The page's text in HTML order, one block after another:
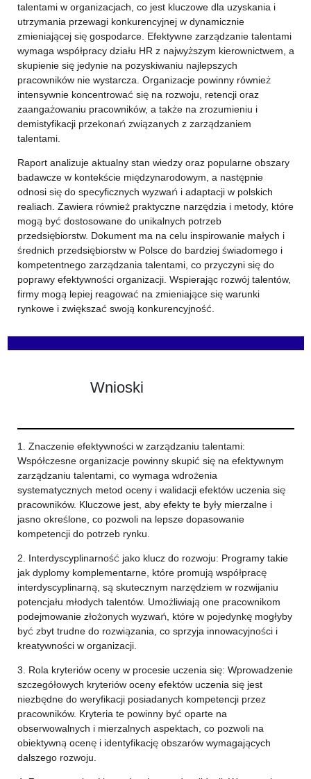
talentami w organizacjach, co jest kluczowe dla uzyskania i
utrzymania przewagi konkurencyjnej w dynamicznie
zmieniającej się gospodarce. Efektywne zarządzanie talentami
wymaga współpracy działu HR z najwyższym kierownictwem, a
skupienie się jedynie na pozyskiwaniu najlepszych
pracowników nie wystarcza. Organizacje powinny również
intensywnie koncentrować się na rozwoju, retencji oraz
zaangażowaniu pracowników, a także na zrozumieniu i
demistyfikacji przekonań związanych z zarządzaniem
talentami.
Raport analizuje aktualny stan wiedzy oraz popularne obszary
badawcze w kontekście międzynarodowym, a następnie
odnosi się do specyficznych wyzwań i adaptacji w polskich
realiach. Zawiera również praktyczne narzędzia i metody, które
mogą być dostosowane do unikalnych potrzeb
przedsiębiorstw. Dokument ma na celu inspirowanie małych i
średnich przedsiębiorstw w Polsce do bardziej świadomego i
kompetentnego zarządzania talentami, co przyczyni się do
poprawy efektywności organizacji. Wspierając rozwój talentów,
firmy mogą lepiej reagować na zmieniające się warunki
rynkowe i zwiększać swoją konkurencyjność.
Wnioski
1. Znaczenie efektywności w zarządzaniu talentami:
Współczesne organizacje powinny skupić się na efektywnym
zarządzaniu talentami, co wymaga wdrożenia
systematycznych metod oceny i walidacji efektów uczenia się
pracowników. Kluczowe jest, aby efekty te były mierzalne i
jasno określone, co pozwoli na lepsze dopasowanie
kompetencji do potrzeb rynku.
2. Interdyscyplinarność jako klucz do rozwoju: Programy takie
jak dyplomy komplementarne, które promują współpracę
interdyscyplinarną, są skutecznym narzędziem w rozwijaniu
potencjału młodych talentów. Umożliwiają one pracownikom
podejmowanie złożonych wyzwań, które w pojedynkę mogłyby
być zbyt trudne do rozwiązania, co sprzyja innowacyjności i
kreatywności w organizacji.
3. Rola kryteriów oceny w procesie uczenia się: Wprowadzenie
szczegółowych kryteriów oceny efektów uczenia się jest
niezbędne do weryfikacji posiadanych kompetencji przez
pracowników. Kryteria te powinny być oparte na
obserwowalnych i mierzalnych aspektach, co pozwoli na
obiektywną ocenę i identyfikację obszarów wymagających
dalszego rozwoju.